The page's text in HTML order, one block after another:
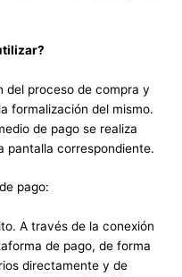
del proceso de compra y
formalización del mismo.
de pago se realiza
pantalla correspondiente.
pago:
A través de la conexión
de pago, de forma
directamente y de